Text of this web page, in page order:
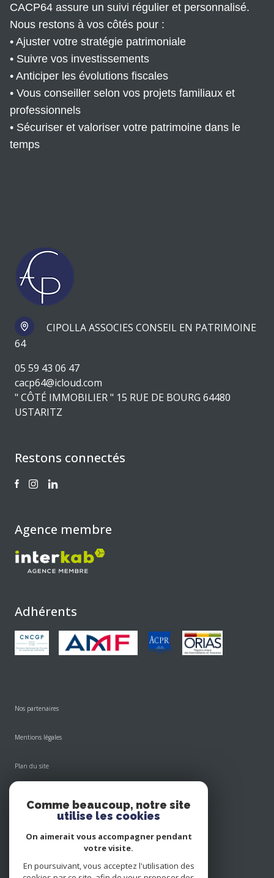
CACP64 assure un suivi régulier et personnalisé.
Nous restons à vos côtés pour :
• Ajuster votre stratégie patrimoniale
• Suivre vos investissements
• Anticiper les évolutions fiscales
• Vous conseiller selon vos projets familiaux et
professionnels
• Sécuriser et valoriser votre patrimoine dans le
temps
CIPOLLA ASSOCIES CONSEIL EN PATRIMOINE
64
05 59 43 06 47
cacp64@icloud.com
" CÔTÉ IMMOBILIER " 15 RUE DE BOURG 64480
USTARITZ
Restons connectés
Agence membre
Adhérents
Nos partenaires
Mentions légales
Plan du site
Comme beaucoup, notre site
utilise les cookies
On aimerait vous accompagner pendant
votre visite.
En poursuivant, vous acceptez l'utilisation des